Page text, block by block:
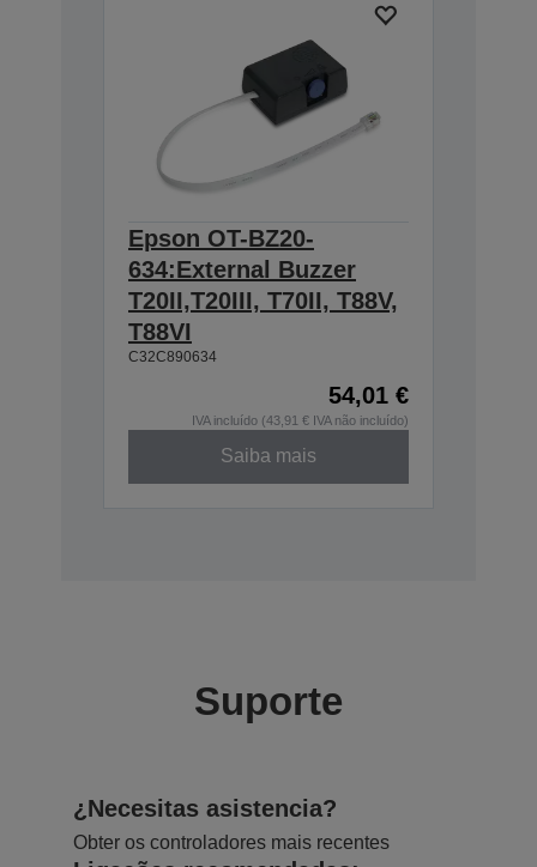
Epson OT-BZ20-
634:External Buzzer
T20II,T20III, T70II, T88V,
T88VI
C32C890634
54,01 €
IVA incluído (43,91 € IVA não incluído)
Saiba mais
Suporte
¿Necesitas asistencia?
Obter os controladores mais recentes